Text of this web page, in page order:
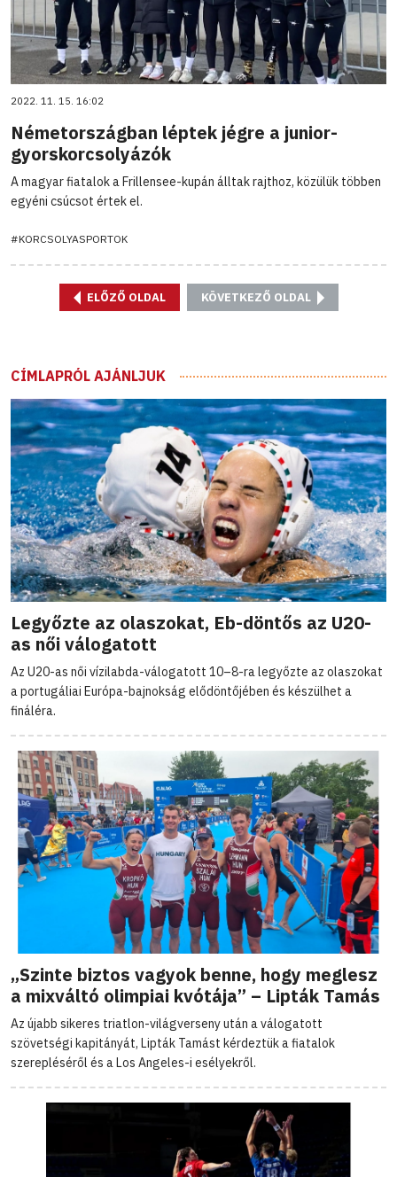
2022. 11. 15. 16:02
Németországban léptek jégre a junior-
gyorskorcsolyázók
A magyar fiatalok a Frillensee-kupán álltak rajthoz, közülük többen
egyéni csúcsot értek el.
#KORCSOLYASPORTOK
ELŐZŐ OLDAL KÖVETKEZŐ OLDAL
CÍMLAPRÓL AJÁNLJUK
Legyőzte az olaszokat, Eb-döntős az U20-
as női válogatott
Az U20-as női vízilabda-válogatott 10–8-ra legyőzte az olaszokat
a portugáliai Európa-bajnokság elődöntőjében és készülhet a
fináléra.
„Szinte biztos vagyok benne, hogy meglesz
a mixváltó olimpiai kvótája” – Lipták Tamás
Az újabb sikeres triatlon-világverseny után a válogatott
szövetségi kapitányát, Lipták Tamást kérdeztük a fiatalok
szerepléséről és a Los Angeles-i esélyekről.